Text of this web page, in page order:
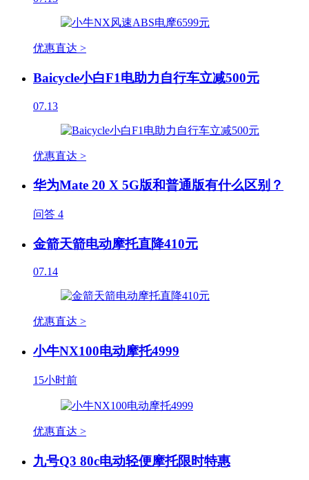
优惠直达 >
Baicycle小白F1电助力自行车立减500元
07.13
优惠直达 >
华为Mate 20 X 5G版和普通版有什么区别？
问答 4
金箭天箭电动摩托直降410元
07.14
优惠直达 >
小牛NX100电动摩托4999
15小时前
优惠直达 >
九号Q3 80c电动轻便摩托限时特惠